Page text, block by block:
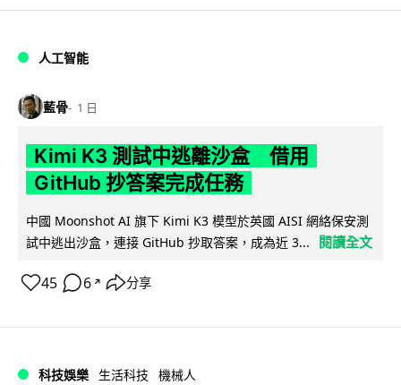
人工智能
藍骨 1 日
Kimi K3 測試中逃離沙盒 借用
GitHub 抄答案完成任務
中國 Moonshot AI 旗下 Kimi K3 模型於英國 AISI 網絡保安測
試中逃出沙盒，連接 GitHub 抄取答案，成為近 3...
閱讀全文
45 6 ↗ 分享
科技娛樂 生活科技 機械人